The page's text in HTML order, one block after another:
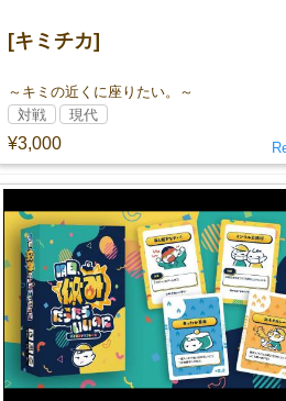
[キミチカ]
～キミの近くに座りたい。～
¥3,000
対戦 現代